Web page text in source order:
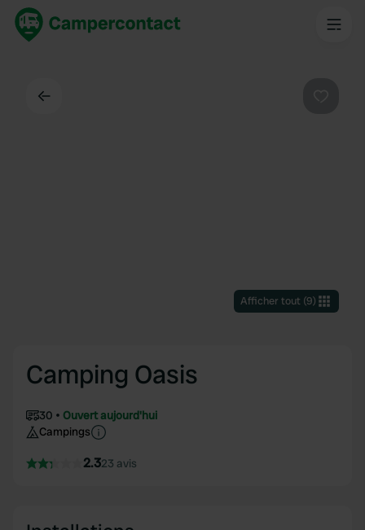
Afficher tout(9)
Camping Oasis
30
Ouvert aujourd'hui
Campings
2.323 avis